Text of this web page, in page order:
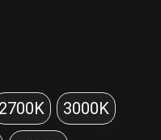
2700K
3000K